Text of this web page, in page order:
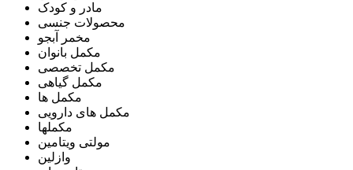
مادر و کودک
محصولات جنسی
مخمر آبجو
مکمل بانوان
مکمل تخصصی
مکمل گیاهی
مکمل ها
مکمل های دارویی
مکملها
مولتی ویتامین
وازلین